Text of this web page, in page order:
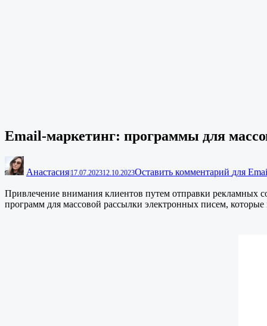
Email-маркетинг: программы для
Анастасия 17.07.202312.10.2023Оставить комментарий для
Привлечение внимания клиентов путем отправки рекламных
программ для массовой рассылки электронных писем,